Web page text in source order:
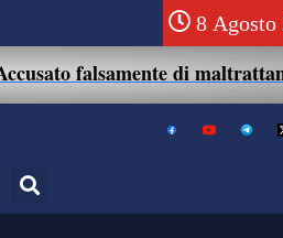
8 Agosto
falsamente di maltrattamenti